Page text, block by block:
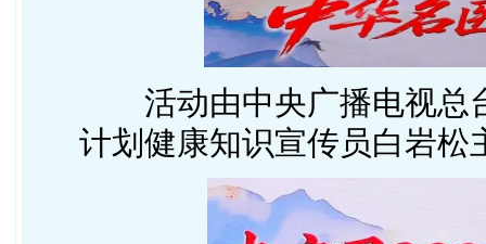
活动由中央广播电视总
计划健康知识宣传员白岩松